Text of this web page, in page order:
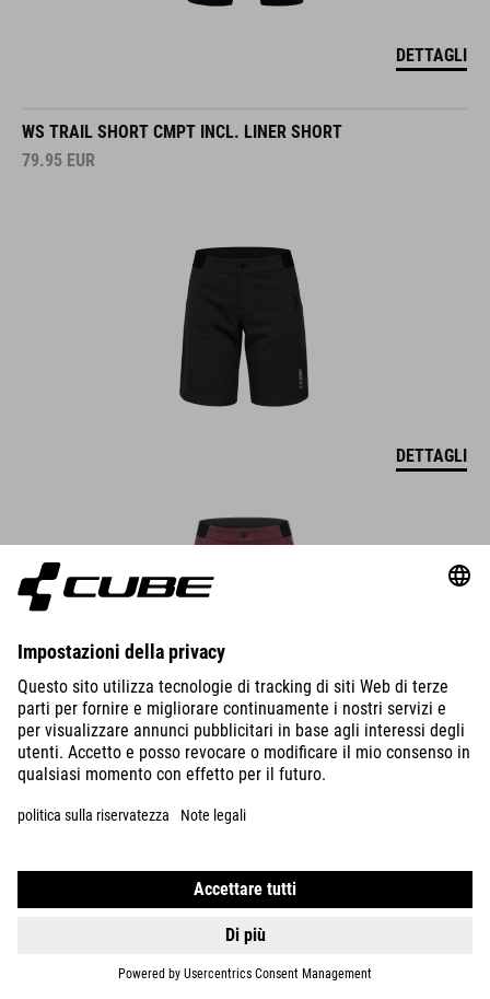
DETTAGLI
WS TRAIL SHORT CMPT INCL. LINER SHORT
79.95 EUR
DETTAGLI
PANTALONCINI DA TRAIL WS CMPT